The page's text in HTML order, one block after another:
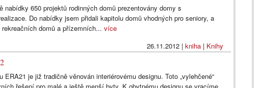
nabídky 650 projektů rodinných domů prezentovány domy s
Do nabídky jsem přidali kapitolu domů vhodných pro seniory, a
domů a přízemních...více
26.11.2012| kniha| Knihy
ERA21 je již tradičně věnován interiérovému designu. Toto „vylehčené“